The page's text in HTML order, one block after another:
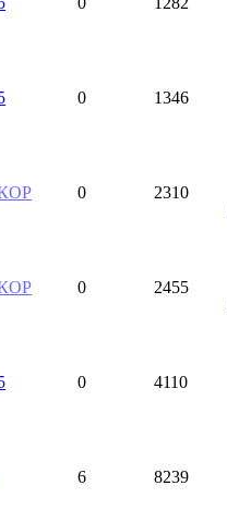
0 1346
0 2310
0 2455
0 4110
6 8239